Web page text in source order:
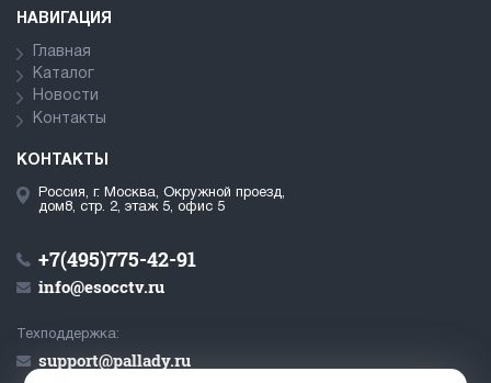
НАВИГАЦИЯ
Главная
Каталог
Новости
Контакты
КОНТАКТЫ
Россия, г. Москва, Окружной проезд,
дом8, стр. 2, этаж 5, офис 5
+7(495)775-42-91
info@esocctv.ru
Техподдержка:
support@pallady.ru